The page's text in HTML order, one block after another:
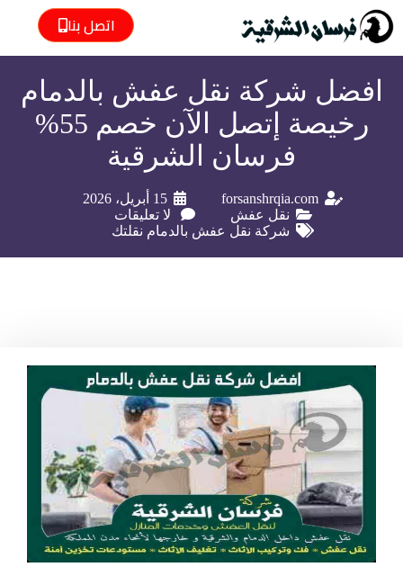
اتصل بنا
افضل شركة نقل عفش بالدمام
رخيصة إتصل الآن خصم 55%
فرسان الشرقية
forsanshrqia.com
15 أبريل، 2026
نقل عفش
لا تعليقات
شركة نقل عفش بالدمام نقلتك